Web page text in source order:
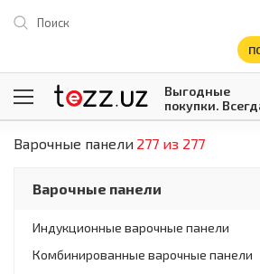
Поиск
Выгодные
покупки.
1 USD = 12 296.16 сум \
Все категории
Компьютеры и оргтехника
Телевизоры
Климатическая техника
Климатическая техника
Варочные панели 277 из 277
Варочные панели
Индукционные варочные панели
Комбинированные варочные панели